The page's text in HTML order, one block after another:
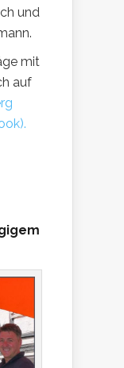
und
mit
auf